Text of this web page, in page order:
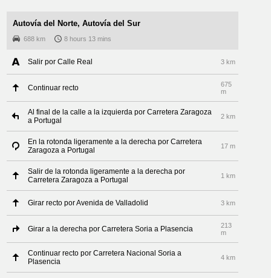
Autovía del Norte, Autovía del Sur
688 km 8 hours 13 mins
Salir por Calle Real 3 km
Continuar recto
675
m
Al final de la calle a la izquierda por Carretera Zaragoza
a Portugal
2 km
En la rotonda ligeramente a la derecha por Carretera
Zaragoza a Portugal
17 m
Salir de la rotonda ligeramente a la derecha por
Carretera Zaragoza a Portugal
1 km
Girar recto por Avenida de Valladolid 3 km
Girar a la derecha por Carretera Soria a Plasencia
213
m
Continuar recto por Carretera Nacional Soria a
Plasencia
4 km